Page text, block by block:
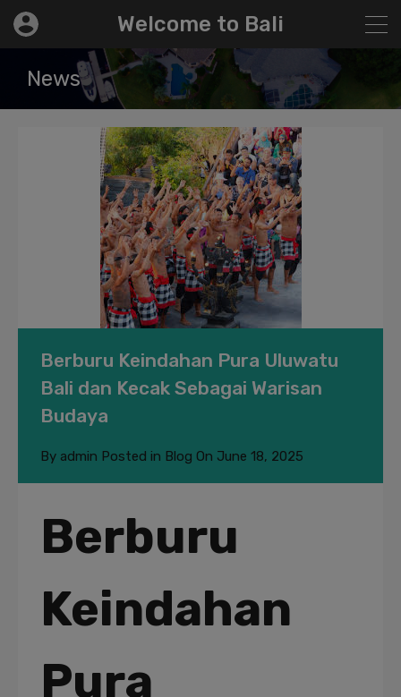
Welcome to Bali
News
Berburu Keindahan Pura Uluwatu
Bali dan Kecak Sebagai Warisan
Budaya
By admin Posted in Blog On June 18, 2025
Berburu
Keindahan
Pura